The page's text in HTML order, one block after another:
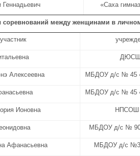
Геннадьевич «Саха
соревнований между женщинами в
участник
Алексеевна МБДОУ д/с № 45
МБДОУ д/с № 45
Ионовна
МБДОУ д/с № 90
Афанасьевна МБДОУ д/с №3